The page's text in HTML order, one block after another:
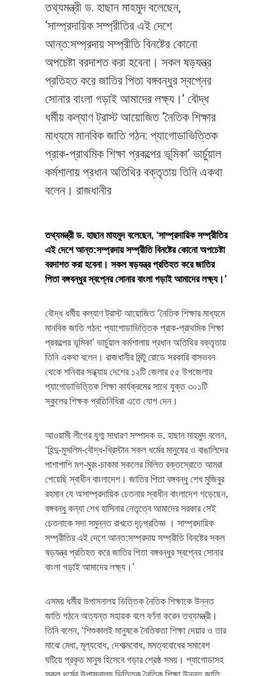
তথ্যমন্ত্রী ড. হাছান মাহমুদ বলেছেন,
‘সাম্প্রদায়িক সম্প্রীতির এই দেশে
আন্ত:সম্প্রদায় সম্প্রীতি বিনষ্টের কোনো
অপচেষ্টা বরদাশত করা হবেনা। সকল ষড়যন্ত্র
প্রতিহত করে জাতির পিতা বঙ্গবন্ধুর স্বপ্নের
সোনার বাংলা গড়াই আমাদের লক্ষ্য।’ বৌদ্ধ
ধর্মীয় কল্যাণ ট্রাস্ট আয়োজিত ‘নৈতিক শিক্ষার
মাধ্যমে মানবিক জাতি গঠন: প্যাগোডাভিত্তিক
প্রাক-প্রাথমিক শিক্ষা প্রকল্পের ভূমিকা’ ভার্চুয়াল
কর্মশালায় প্রধান অতিথির বক্তৃতায় তিনি একথা
বলেন। রাজধানীর
তথ্যমন্ত্রী ড. হাছান মাহমুদ বলেছেন, ‘সাম্প্রদায়িক সম্প্রীতির
এই দেশে আন্ত:সম্প্রদায় সম্প্রীতি বিনষ্টের কোনো অপচেষ্টা
বরদাশত করা হবেনা। সকল ষড়যন্ত্র প্রতিহত করে জাতির
পিতা বঙ্গবন্ধুর স্বপ্নের সোনার বাংলা গড়াই আমাদের লক্ষ্য।’
বৌদ্ধ ধর্মীয় কল্যাণ ট্রাস্ট আয়োজিত ‘নৈতিক শিক্ষার মাধ্যমে
মানবিক জাতি গঠন: প্যাগোডাভিত্তিক প্রাক-প্রাথমিক শিক্ষা
প্রকল্পের ভূমিকা’ ভার্চুয়াল কর্মশালায় প্রধান অতিথির বক্তৃতায়
তিনি একথা বলেন। রাজধানীর মিন্টু রোডে সরকারি বাসভবন
থেকে শনিবার সন্ধ্যায় দেশের ১২টি জেলার ৫৫ উপজেলার
প্যাগোডাভিত্তিক শিক্ষা কার্যক্রমের সাথে যুক্ত ৩০১টি
স্কুলের শিক্ষক প্রতিনিধিরা এতে যোগ দেন।
আওয়ামী লীগের যুগ্ম সাধারণ সম্পাদক ড. হাছান মাহমুদ বলেন,
‘হিন্দু-মুসলিম-বৌদ্ধ-খ্রিস্টান সকল ধর্মের মানুষের ও বাঙালিদের
পাশাপাশি মগ-মুরং-চাকমা সকলের মিলিত রক্তস্রোতে আমরা
পেয়েছি স্বাধীন বাংলাদেশ। জাতির পিতা বঙ্গবন্ধু শেখ মুজিবুর
রহমান যে অসাম্প্রদায়িক চেতনায় স্বাধীন বাংলাদেশ গড়েছেন,
বঙ্গবন্ধু কন্যা শেখ হাসিনার নেতৃত্বে আমাদের সরকার সেই
চেতনাকে সদা সমুন্নত রাখতে দৃঢ়প্রতিজ্ঞ । সাম্প্রদায়িক
সম্প্রীতির এই দেশে আন্ত:সম্প্রদায় সম্প্রীতি বিনষ্টের সকল
ষড়যন্ত্র প্রতিহত করে জাতির পিতা বঙ্গবন্ধুর স্বপ্নের সোনার
বাংলা গড়াই আমাদের লক্ষ্য।’
এসময় ধর্মীয় উপাসনালয় ভিত্তিক নৈতিক শিক্ষাকে উন্নত
জাতি গঠনে অত্যন্ত সহায়ক বলে বর্ণনা করেন তথ্যমন্ত্রী।
তিনি বলেন, ‘শিশুকালই মানুষকে নৈতিকতা শিক্ষা দেয়ার ও তার
মাঝে মেধা, মূল্যবোধ, দেশাত্মবোধ, মমত্ববোধের সমাবেশ
ঘটিয়ে প্রকৃত মানুষ হিসেবে গড়ার শ্রেষ্ঠ সময়। প্যাগোডাসহ